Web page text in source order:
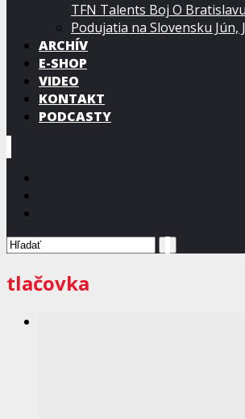
TFN Talents Boj O
Podujatia na Slovensku Jún,
ARCHÍV
E-SHOP
VIDEO
KONTAKT
PODCASTY
tlačovka